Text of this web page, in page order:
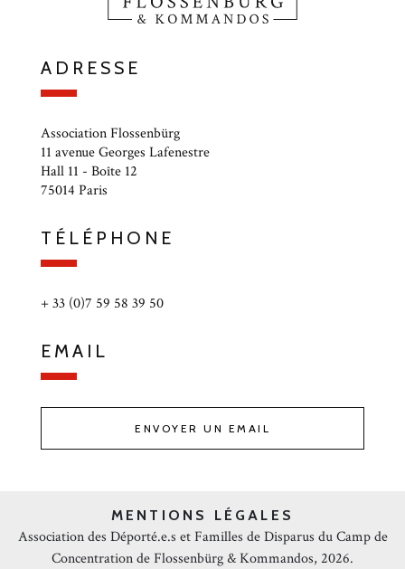
ADRESSE
Association Flossenbürg
11 avenue Georges Lafenestre
Hall 11 - Boîte 12
75014 Paris
TÉLÉPHONE
+ 33 (0)7 59 58 39 50
EMAIL
ENVOYER UN EMAIL
MENTIONS LÉGALES
Association des Déporté.e.s et Familles de Disparus du Camp de
Concentration de Flossenbürg & Kommandos, 2026.